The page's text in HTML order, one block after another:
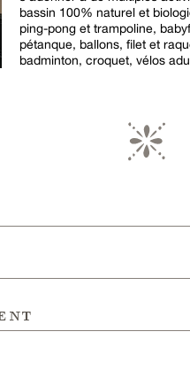
bassin 100% naturel et
ping-pong et trampoline,
pétanque, ballons, filet et
badminton, croquet, vélos